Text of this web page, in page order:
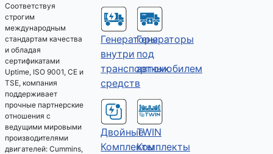
Соответствуя
строгим
международным
стандартам качества
и обладая
сертификатами
Uptime, ISO 9001, CE и
TSE, компания
поддерживает
прочные партнерские
отношения с
ведущими мировыми
производителями
двигателей: Cummins,
Генераторы
внутри
транспортных
средств
Генераторы
под
автомобилем
Двойные
Комплекты
TWIN
Комплекты